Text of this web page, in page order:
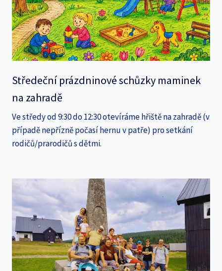
Středeční prázdninové schůzky maminek
na zahradě
Ve středy od 9:30 do 12:30 otevíráme hřiště na zahradě (v
případě nepřízně počasí hernu v patře) pro setkání
rodičů/prarodičů s dětmi.